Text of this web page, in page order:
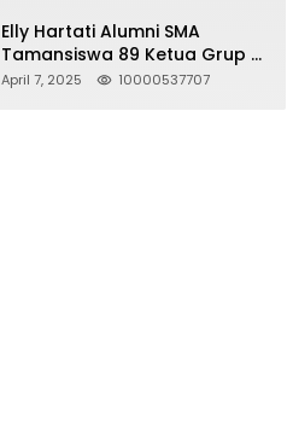
Berujung Dugaan
Pelanggaran UU ITE!
Elly Hartati Alumni SMA
Tamansiswa 89 Ketua Grup S
4 Laksanakan Giat
April 7, 2025 10000537707